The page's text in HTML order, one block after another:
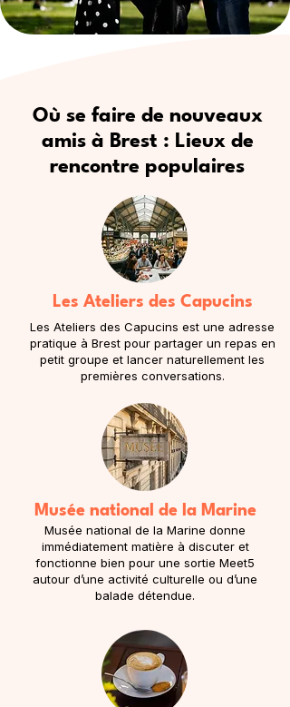
Où se faire de nouveaux
amis à Brest : Lieux de
rencontre populaires
Les Ateliers des Capucins
Les Ateliers des Capucins est une adresse
pratique à Brest pour partager un repas en
petit groupe et lancer naturellement les
premières conversations.
Musée national de la Marine
Musée national de la Marine donne
immédiatement matière à discuter et
fonctionne bien pour une sortie Meet5
autour d’une activité culturelle ou d’une
balade détendue.